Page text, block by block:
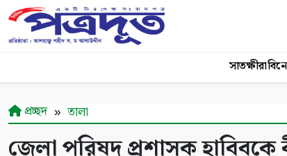
সাতক্ষীরা
প্রচ্ছদ তালা
জেলা পরিষদ প্রশাসক